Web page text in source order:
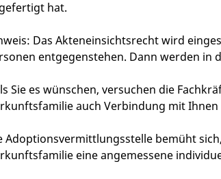
hat.
Das Akteneinsichtsrecht wird
entgegenstehen. Dann werden in
Sie es wünschen, versuchen die
auch Verbindung mit
Adoptionsvermittlungsstelle bemüht
eine angemessene